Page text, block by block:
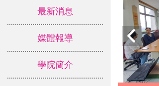
最新消息
媒體報導
學院簡介